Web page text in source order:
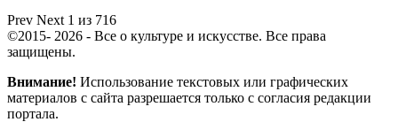
Prev Next 1 из 716
©2015- 2026 - Все о культуре и искусстве. Все права
защищены.
Внимание! Использование текстовых или графических
материалов с сайта разрешается только c согласия редакции
портала.